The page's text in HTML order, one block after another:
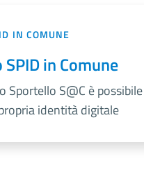
IN COMUNE
SPID in Comune
Sportello S@C è
identità digitale